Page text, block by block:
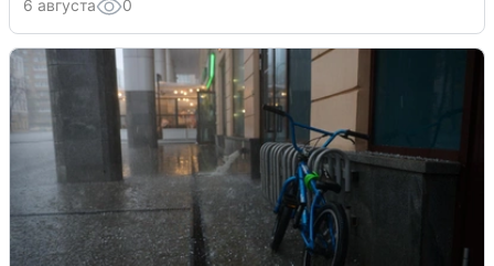
6 августа 0